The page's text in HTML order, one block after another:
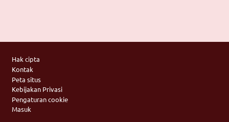
Hak cipta
Kontak
Peta situs
Kebijakan Privasi
Pengaturan cookie
Masuk